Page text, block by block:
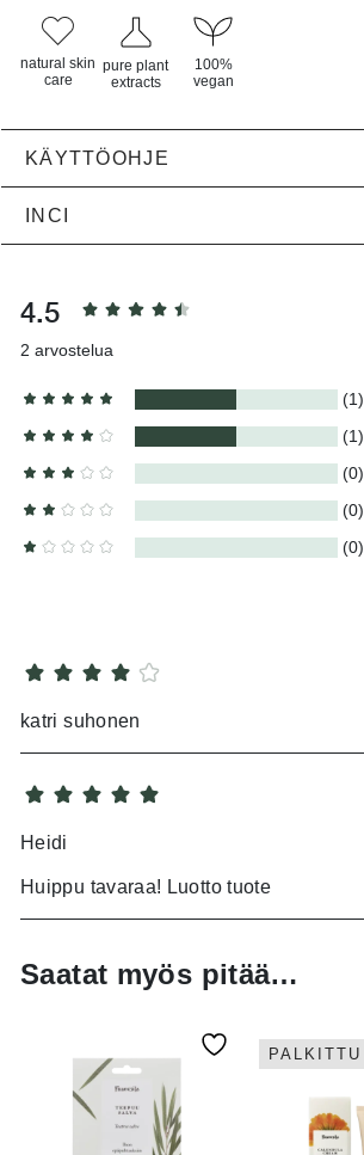
natural skin
care
pure plant
extracts
100%
vegan
KÄYTTÖOHJE
INCI
4.5
2 arvostelua
(1)
(1)
(0)
(0)
(0)
katri suhonen
Heidi
Huippu tavaraa! Luotto tuote
Saatat myös pitää…
PALKITTU